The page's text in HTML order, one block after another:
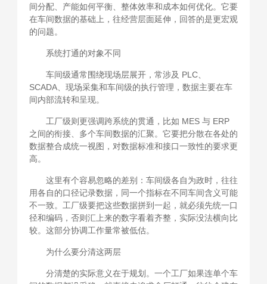
间分配、产能如何平衡、整体效率和成本如何优化。它要
在车间数据的基础上，往经营层面延伸，回答的是更宏观
的问题。
系统打通的对象不同
车间级通常围绕现场层展开，常涉及 PLC、
SCADA、现场采集和车间级的执行管理，数据主要在车
间内部流转和呈现。
工厂级则更强调跨系统的贯通，比如 MES 与 ERP
之间的衔接、多个车间数据的汇聚。它要把分散在各处的
数据整合成统一视图，对数据标准和接口一致性的要求更
高。
这里有个容易忽略的差别：车间级各自为政时，往往
用各自的口径记录数据，同一个指标在不同车间含义可能
不一致。工厂级要把这些数据拼到一起，就必须先统一口
径和编码，否则汇上来的数字看着齐整，实际没法横向比
较。这部分协调工作量常被低估。
为什么要分清这两层
分清楚的实际意义在于规划。一个工厂如果连单个车